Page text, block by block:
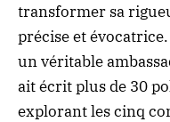
transformer sa
précise et
un véritable
ait écrit plus de 30
explorant les cinq